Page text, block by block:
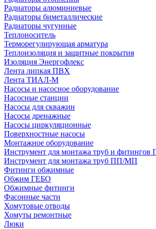
Радиаторы алюминиевые
Радиаторы биметаллические
Радиаторы чугунные
Теплоноситель
Терморегулирующая арматура
Теплоизоляция и защитные покрытия
Изоляция Энергофлекс
Лента липкая ПВХ
Лента ТИАЛ-М
Насосы и насосное оборудование
Насосные станции
Насосы для скважин
Насосы дренажные
Насосы циркуляционные
Поверхностные насосы
Монтажное оборудование
Инструмент для монтажа труб и
Инструмент для монтажа труб ПП/МП
Фитинги обжимные
Обжим ГЕБО
Обжимные фитинги
Фасонные части
Хомутовые отводы
Хомуты ремонтные
Люки